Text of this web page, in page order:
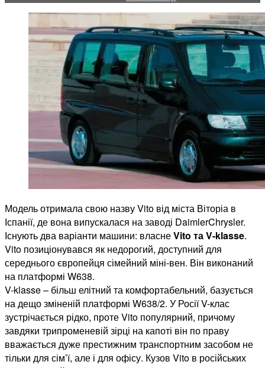
Mercedes
Vito
Модель отримала свою назву Vito від міста Віторіа в
Іспанії, де вона випускалася на заводі DaimlerChrysler.
Існують два варіанти машини: власнеVito та V-klasse.
Vito позиціонувався як недорогий, доступний для
середнього європейця сімейний міні-вен. Він виконаний
на платформі W638.
V-klasse – більш елітний та комфортабельний, базується
на дещо зміненій платформі W638/2. У Росії V-клас
зустрічається рідко, проте Vito популярний, причому
завдяки трипроменевій зірці на капоті він по праву
вважається дуже престижним транспортним засобом не
тільки для сім’ї, але і для офісу. Кузов Vito в російських